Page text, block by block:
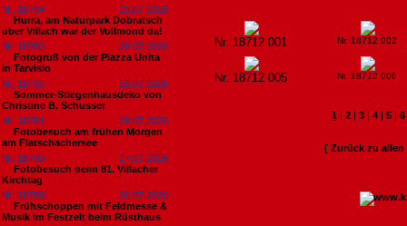
Nr. 18794
29.07.2026
Hurra, am Naturpark Dobratsch
über Villach war der Vollmond da!
Nr. 18793
29.07.2026
Fotogruß von der Piazza Unita
in Tarvisio
Nr. 18792
29.07.2026
Sommer-Stiegenhausdeko von
Christine B. Schusser
Nr. 18791
29.07.2026
Fotobesuch am frühen Morgen
am Flatschachersee
Nr. 18790
27.07.2026
Fotobesuch beim 81. Villacher
Kirchtag
Nr. 18789
26.07.2026
Frühschoppen mit Feldmesse &
Musik im Festzelt beim Rüsthaus
Nr. 18712 001 Nr. 18712 002
Nr. 18712 005 Nr. 18712 006
1 | 2 | 3 | 4 | 5 | 6
[ Zurück zu